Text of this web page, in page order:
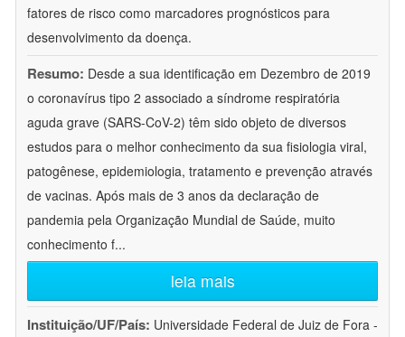
fatores de risco como marcadores prognósticos para
desenvolvimento da doença.
Resumo: Desde a sua identificação em Dezembro de 2019
o coronavírus tipo 2 associado a síndrome respiratória
aguda grave (SARS-CoV-2) têm sido objeto de diversos
estudos para o melhor conhecimento da sua fisiologia viral,
patogênese, epidemiologia, tratamento e prevenção através
de vacinas. Após mais de 3 anos da declaração de
pandemia pela Organização Mundial de Saúde, muito
conhecimento f...
leia mais
Instituição/UF/País: Universidade Federal de Juiz de Fora -